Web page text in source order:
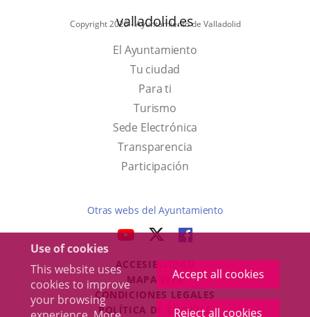
Use of cookies
This website uses
cookies to improve
your browsing
Accept all cookies
Reject all cookies
Copyright 2025 - Ayuntamiento de Valladolid
valladolid.es
El Ayuntamiento
Tu ciudad
Para ti
TurismoThis
link
will
open
up
window.
Sede Electrónica
Transparencia
Participación
Otras webs del Ayuntamiento
LINK
EXTERNAL
APPLICATION.
LINK
EXTERNAL
APPLICATION.
LINK
EXTERNAL
APPLICATION.
ACCESIBILIDAD
MAPA WEB
CONDICIONES LEGALES
POLÍTICA DE COOKIES